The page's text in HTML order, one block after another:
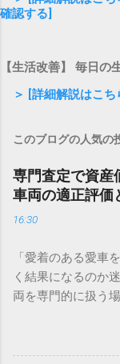
確認する]
【生活改善】 毎日の
＞ [詳細解説はこち
このブログの人気の
専門査定で資産
車両の適正評価
16:30
「愛着のある愛車
く結果になるのか
両を専門的に扱う
いるなら、まずは
愛車の査定につい